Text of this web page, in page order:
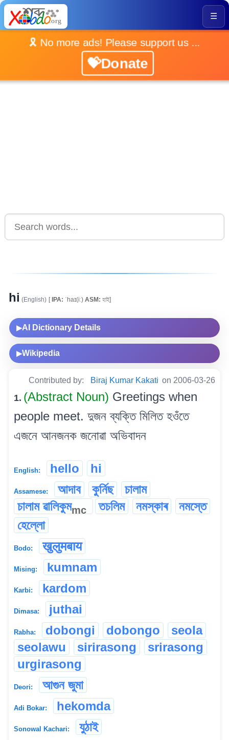
☰
🎗️ No more ads! Please support us ...
💝Donate
hi (English) [IPA: ˈhaɪ(iː) ASM: হাই]
▶AI Dictionary Details
▶Wikipedia
Contributed by: Biraj Kumar Kakati on 2006-03-26
1. (Abstract Noun) Greetings when
people meet. দুজন ব্যক্তি মিলিত হওঁতে
এজনে আনজনক জনোৱা অভিবাদন
English: hello hi
Assamese: আদাব কুৰ্নিছ
চালাম
চালাম ৱালিকুমmc তচলিম নমস্কাৰ
নমস্তে
হেল্লো
Bodo: खुलुमबाय
Mising: kumnam
Karbi: kardom
Dimasa: juthai
Rabha: dobongi dobongo
seola
seolawu
sirirasong
srirasong
urgirasong
Deori: আগুন জুমা
Adi Bokar: hekomda
Sonowal Kachari: যুঠাই